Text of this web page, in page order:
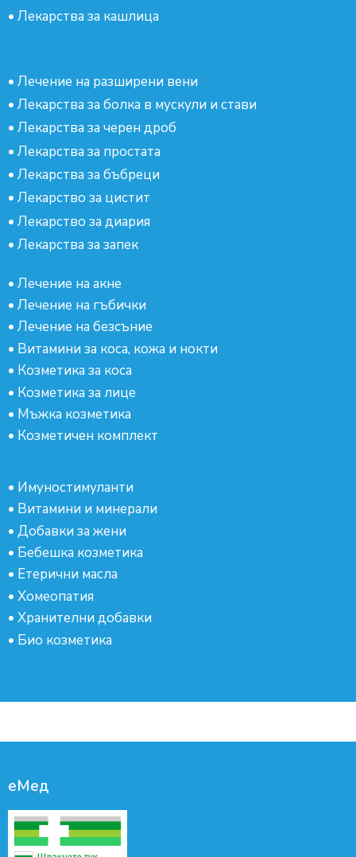
• Лекарства за кашлица
• Лечение на разширени вени
• Лекарства за болка в мускули и стави
• Лекарства за черен дроб
• Лекарства за простата
• Лекарства за бъбреци
• Лекарство за цистит
• Лекарство за диария
• Лекарства за запек
• Лечение на акне
• Лечение на гъбички
• Лечение на безсъние
• Витамини за коса, кожа и нокти
• Козметика за коса
• Козметика за лице
• Мъжка козметика
• Козметичен комплект
• Имуностимуланти
• Витамини и минерали
• Добавки за жени
• Бебешка козметика
• Етерични масла
• Хомеопатия
• Хранителни добавки
• Био козметика
еМед